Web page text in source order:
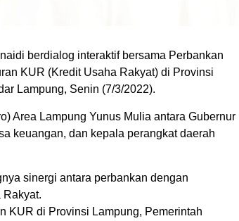
berdialog interaktif bersama Perbankan
KUR (Kredit Usaha Rakyat) di Provinsi
Lampung, Senin (7/3/2022).
Area Lampung Yunus Mulia antara Gubernur
keuangan, dan kepala perangkat daerah
sinergi antara perbankan dengan
Rakyat.
KUR di Provinsi Lampung, Pemerintah